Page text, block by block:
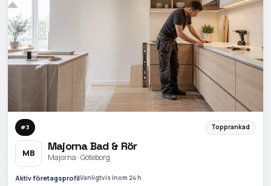
#3 Topprankad
MB
Majorna Bad & Rör
Majorna · Göteborg
Aktiv företagsprofilVanligtvis inom 24 h